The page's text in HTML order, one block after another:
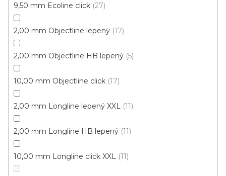
9,50 mm Ecoline click 27
2,00 mm Objectline lepený 17
2,00 mm Objectline HB lepený 5
10,00 mm Objectline click 17
2,00 mm Longline lepený XXL 11
2,00 mm Longline HB lepený 11
10,00 mm Longline click XXL 11
od398 Kč/ m2
599 Kč
Click (plovoucí)